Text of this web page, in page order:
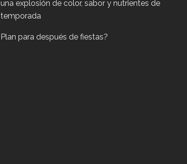
una explosión de color, sabor y nutrientes de
temporada
Plan para después de fiestas?